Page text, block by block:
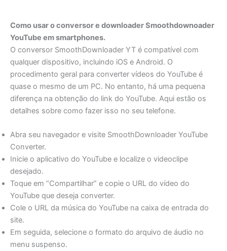
Como usar o conversor e downloader Smoothdownoader
YouTube em smartphones.
O conversor SmoothDownloader YT é compatível com
qualquer dispositivo, incluindo iOS e Android. O
procedimento geral para converter vídeos do YouTube é
quase o mesmo de um PC. No entanto, há uma pequena
diferença na obtenção do link do YouTube. Aqui estão os
detalhes sobre como fazer isso no seu telefone.
Abra seu navegador e visite SmoothDownloader YouTube
Converter.
Inicie o aplicativo do YouTube e localize o videoclipe
desejado.
Toque em “Compartilhar” e copie o URL do vídeo do
YouTube que deseja converter.
Cole o URL da música do YouTube na caixa de entrada do
site.
Em seguida, selecione o formato do arquivo de áudio no
menu suspenso.